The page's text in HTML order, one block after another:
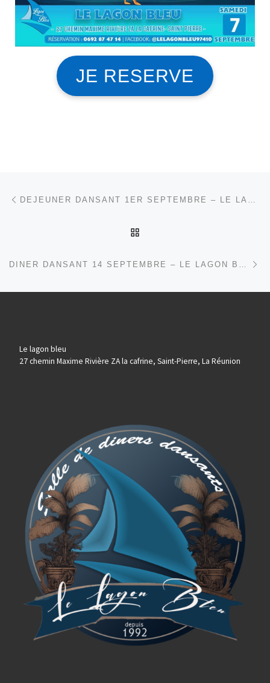
JE RESERVE
Parcourir les articles
Le lagon bleu
27 chemin Maxime Rivière ZA la cafrine, Saint-Pierre, La Réunion